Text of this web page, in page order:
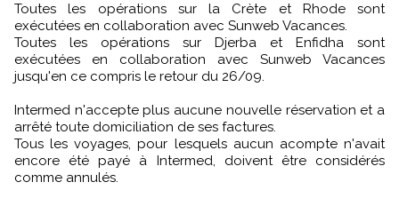
Toutes les opérations sur la Crète et Rhode sont
exécutées en collaboration avec Sunweb Vacances.
Toutes les opérations sur Djerba et Enfidha sont
exécutées en collaboration avec Sunweb Vacances
jusqu'en ce compris le retour du 26/09.
Intermed n'accepte plus aucune nouvelle réservation et a
arrêté toute domiciliation de ses factures.
Tous les voyages, pour lesquels aucun acompte n'avait
encore été payé à Intermed, doivent être considérés
comme annulés.